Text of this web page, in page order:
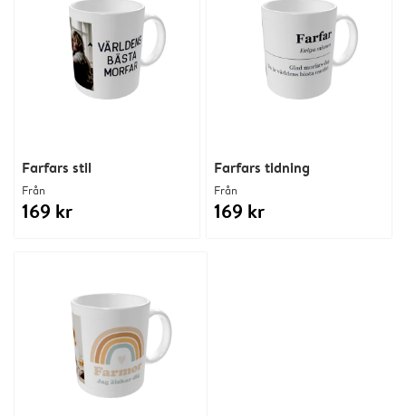
Farfars tidning
Från
169 kr
Farfars stil
Från
169 kr